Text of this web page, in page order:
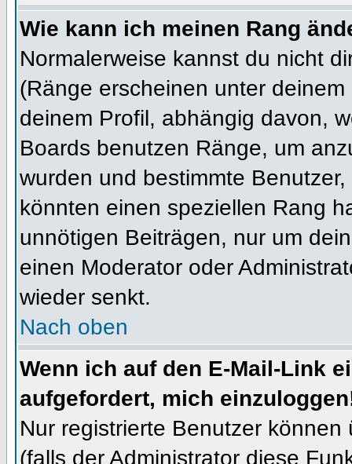
Wie kann ich meinen Rang
Normalerweise kannst du nicht
(Ränge erscheinen unter
deinem Profil, abhängig davon,
Boards benutzen Ränge, um
wurden und bestimmte
könnten einen speziellen Rang
unnötigen Beiträgen, nur um
einen Moderator oder
wieder senkt.
Nach oben
Wenn ich auf den E-Mail-Link
aufgefordert, mich
Nur registrierte Benutzer
(falls der Administrator diese